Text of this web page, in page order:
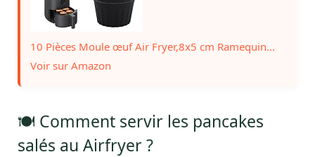
10 Pièces Moule œuf Air Fryer,8x5 cm Ramequin...
Voir sur Amazon
🍽️ Comment servir les pancakes
salés au Airfryer ?